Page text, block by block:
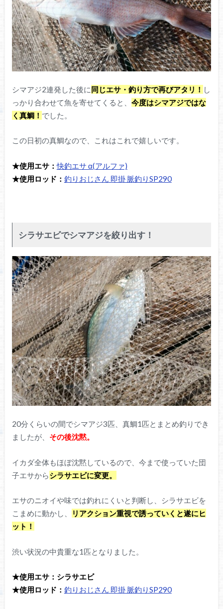
シマアジ2連発した後に同じエサ・釣り方で再びアタリ！ し
っかり合わせて魚を寄せてくると、 今度はシマアジではな
く真鯛！ でした。
この日初の真鯛なので、これはこれで嬉しいです。
★使用エサ：快釣エサ α(アルファ)
★使用ロッド： 釣りおじさん 即掛 脈釣りSP290
シラサエビでシマアジを絞り出す！
20分くらいの間でシマアジ3匹、真鯛1匹とまとめ釣りでき
ましたが、 その後沈黙。
イカダ全体もほぼ沈黙しているので、今まで使っていた団
子エサからシラサエビに変更。
エサのニオイや味では釣れにくいと判断し、シラサエビを
こまめに動かし、
リアクション重視で誘っていくと遂にヒ
ット！
渋い状況の中貴重な1匹となりました。
★使用エサ： シラサエビ
★使用ロッド： 釣りおじさん 即掛 脈釣りSP290